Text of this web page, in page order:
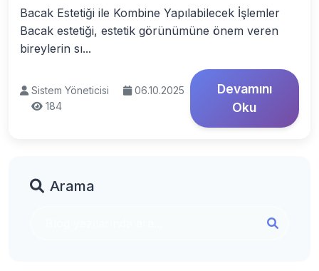
Bacak Estetiği ile Kombine Yapılabilecek İşlemler
Bacak estetiği, estetik görünümüne önem veren
bireylerin sı...
Sistem Yöneticisi
06.10.2025
184
Devamını
Oku
Arama